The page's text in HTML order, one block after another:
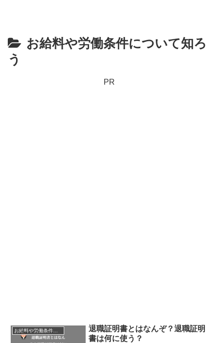
お給料や労働条件について知ろ
う
PR
お給料や労働条件について知ろう
退職証明書とはなんぞ？退職証明
書は何に使う？